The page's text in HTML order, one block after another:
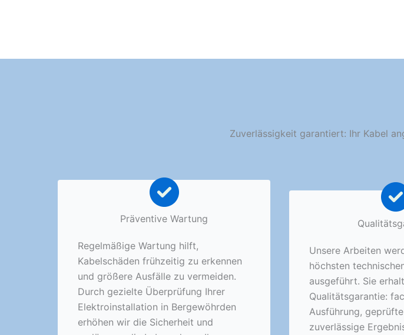
Zuverlässigkeit garantiert: Ihr Kabel
Präventive Wartung
Regelmäßige Wartung hilft,
Kabelschäden frühzeitig zu erkennen
und größere Ausfälle zu vermeiden.
Durch gezielte Überprüfung Ihrer
Elektroinstallation in Bergewöhrden
erhöhen wir die Sicherheit und
Unsere Arbeiten
höchsten
ausgeführt. Sie
Qualitätsgarantie:
Ausführung,
zuverlässige